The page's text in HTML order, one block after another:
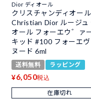
Dior ディオール
クリスチャンディオール
Christian Dior ルージュ
オール フォーエウ゛ァ
キッド #100 フォーエ
ヌード 6ml
送料無料 ラッピング
¥6,050税込
在庫切れ